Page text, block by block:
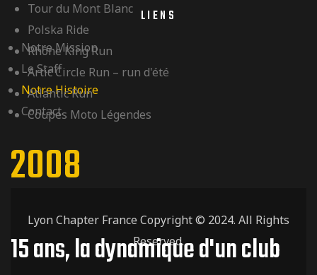
Tour du Mont Blanc
Polska Ride
Rhône King Run
Artic Circle Run – run d'été
Atlantic Run
Coupes Moto Légendes
2008
15 ans, la dynamique d'un club
LIENS
Notre Mission
Le Staff
Notre Histoire
Contact
Lyon Chapter France Copyright © 2024. All Rights
Reserved.